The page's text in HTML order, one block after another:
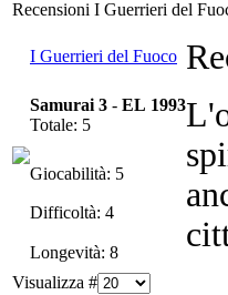
Recensioni I Guerrieri del
I Guerrieri del Fuoco
Samurai 3 - EL 1993
Totale: 5
Giocabilità: 5
Difficoltà: 4
Longevità: 8
Visualizza #